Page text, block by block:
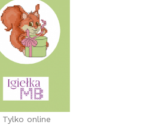
Tylko online